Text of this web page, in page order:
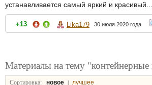
устанавливается самый яркий и красивый...
+13 Lika179 30 июля 2020 года
Материалы на тему "контейнерные
Сортировка: новое | лучшее